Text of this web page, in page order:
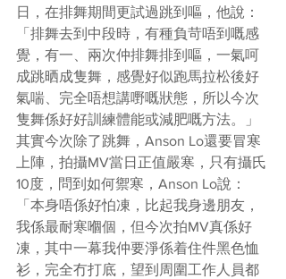
日，在排舞期間更試過跳到嘔，他說：
「排舞去到中段時，有種負苛唔到嘅感
覺，有一、兩次仲排舞排到嘔，一氣呵
成跳晒成隻舞，感覺好似跑馬拉松後好
氣喘、完全唔想講嘢嘅狀態，所以今次
隻舞係好好訓練體能或減肥嘅方法。」
其實今次除了跳舞，Anson Lo還要冒寒
上陣，拍攝MV當日正值嚴寒，只有攝氏
10度，問到如何禦寒，Anson Lo說：
「本身唔係好怕凍，比起我身邊朋友，
我係最耐寒嗰個，但今次拍MV真係好
凍，其中一幕我仲要淨係着住件黑色恤
衫，完全冇打底，望到周圍工作人員都